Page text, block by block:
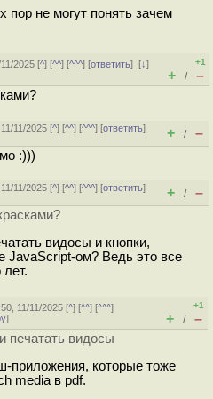
пор не могут понять зачем
2025 [^] [^^] [^^^] [ответить][↓]
+1
+ / –
11/2025 [^] [^^] [^^^] [ответить]
+ / –
:)))
11/2025 [^] [^^] [^^^] [ответить]
+ / –
видосы и кнопки,
JavaScript-ом? Ведь это все
11/11/2025 [^] [^^] [^^^]
]
+1
+ / –
печатать видосы
приложения, которые тоже
media в pdf.